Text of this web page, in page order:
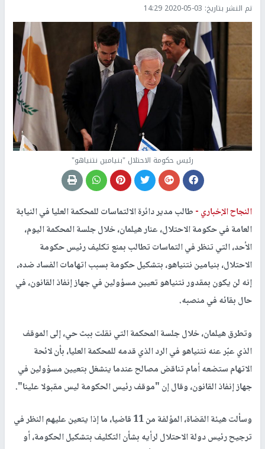
تم النشر بتاريخ: 2020-05-03 14:29
رئيس حكومة الاحتلال "بنيامين نتنياهو"
النجاح الإخباري -طالب مدير دائرة الالتماسات للمحكمة العليا في النيابة
العامة في حكومة الاحتلال، عنار هيلمان، خلال جلسة المحكمة اليوم،
الأحد، التي تنظر في التماسات تطالب بمنع تكليف رئيس حكومة
الاحتلال، بنيامين نتنياهو، بتشكيل حكومة بسبب اتهامات الفساد ضده،
إنه لن يكون بمقدور نتنياهو تعيين مسؤولين في جهاز إنفاذ القانون، في
حال بقائه في منصبه.
وتطرق هيلمان، خلال جلسة المحكمة التي نقلت ببث حي، إلى الموقف
الذي عبّر عنه نتنياهو في الرد الذي قدمه للمحكمة العليا، بأن لائحة
الاتهام ستضعه أمام تناقض مصالح عندما ينشغل بتعيين مسؤولين في
جهاز إنفاذ القانون، وقال إن "موقف رئيس الحكومة ليس مقبولا علينا".
وسألت هيئة القضاة، المؤلفة من 11 قاضيا، ما إذا يتعين عليهم النظر في
ترجيح رئيس دولة الاحتلال لرأيه بشأن التكليف بتشكيل الحكومة، أو